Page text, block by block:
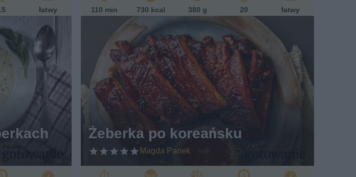
łatwy 110 min 730 kcal 380 g 20 łatwy
Żeberka po koreańsku
Magda Panek